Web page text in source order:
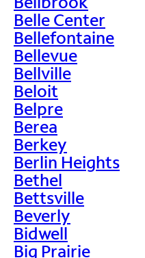
Belle Center
Bellefontaine
Bellevue
Bellville
Beloit
Belpre
Berea
Berkey
Berlin Heights
Bethel
Bettsville
Beverly
Bidwell
Big Prairie